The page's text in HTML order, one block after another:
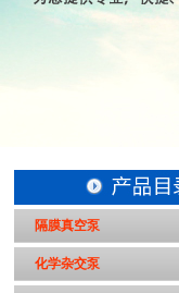
隔膜真空泵
化学杂交泵